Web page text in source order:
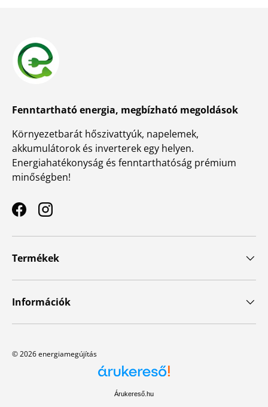
Fenntartható energia, megbízható megoldások
Környezetbarát hőszivattyúk, napelemek,
akkumulátorok és inverterek egy helyen.
Energiahatékonyság és fenntarthatóság prémium
minőségben!
FacebookInstagram
Termékek
Információk
© 2026energiamegújítás
Árukereső.hu